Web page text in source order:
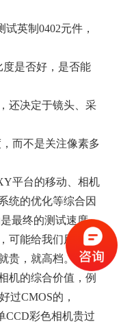
英制0402元件，
度是否好，是否能
还决定于镜头、采
而不是关注像素多
平台的移动、相机
统的优化等综合因
最终的测试速度.
可能给我们用户一
贵，就高档。其
机的综合价值，例
过CMOS的，
CCD彩色相机贵过